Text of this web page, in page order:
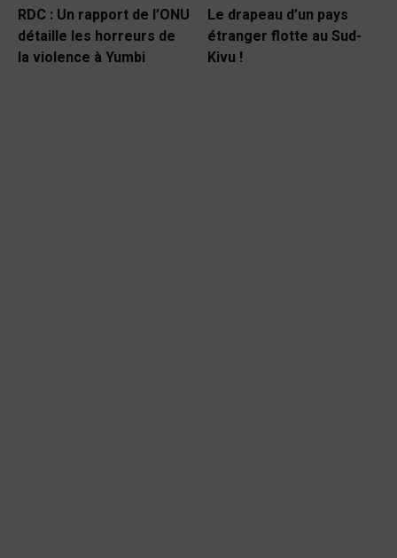
RDC : Un rapport de l’ONU
détaille les horreurs de
la violence à Yumbi
Le drapeau d’un pays
étranger flotte au Sud-
Kivu !